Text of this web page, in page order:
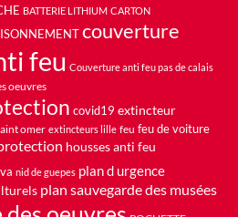
BATTERIE LITHIUM CARTON
couverture
feu Couverture anti feu pas de calais
oeuvres
covid19 extincteur
omer extincteurs lille feu feu de voiture
housses anti feu
nid de guepes plan d urgence
plan sauvegarde des musées